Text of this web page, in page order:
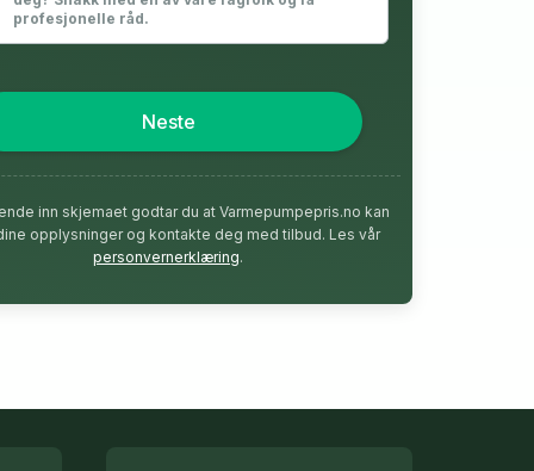
profesjonelle råd.
Neste
inn skjemaet godtar du at Varmepumpepris.no kan
opplysninger og kontakte deg med tilbud. Les vår
personvernerklæring.